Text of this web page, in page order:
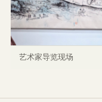
艺术家导览现场